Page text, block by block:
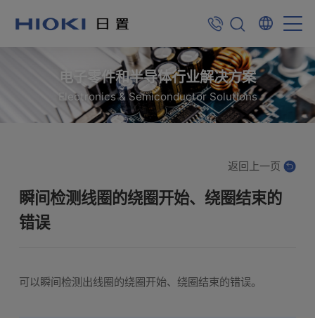
电子零件和半导体行业解决方案
Electronics & Semiconductor Solutions
瞬间检测线圈的绕圈开始、绕圈结束的
错误
返回上一页
可以瞬间检测出线圈的绕圈开始、绕圈结束的错误。